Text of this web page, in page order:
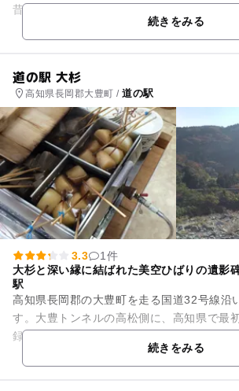
昔と変わらず、平成時代のようなゆっくり
続きをみる
道の駅 大杉
高知県長岡郡大豊町 /道の駅
3.3
1件
大杉と深い縁に結ばれた美空ひばりの遺影
駅
高知県長岡郡の大豊町を走る国道32号線沿
す。大豊トンネルの高松側に、高知県で最
録されました。周辺のエリアは、平安時代
都に向かう道が通過していた...続きをみる